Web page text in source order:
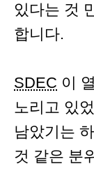
있다는 것
합니다.
SDEC 이
노리고 있
남았기는
것 같은 분